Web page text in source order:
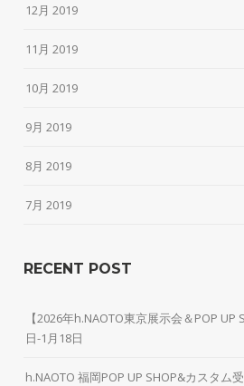
12月 2019
11月 2019
10月 2019
9月 2019
8月 2019
7月 2019
RECENT POST
【2026年h.NAOTO東京展示会＆POP
日-1月18日
h.NAOTO 福岡POP UP SHOP&カスタム